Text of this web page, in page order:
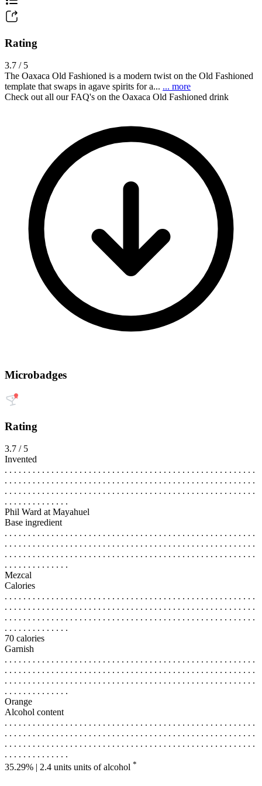
Rating
3.7 / 5
The Oaxaca Old Fashioned is a modern twist on the Old Fashioned
template that swaps in agave spirits for a... ... more
Check out all our FAQ's on the Oaxaca Old Fashioned drink
Microbadges
Rating
3.7 / 5
Invented
. . . . . . . . . . . . . . . . . . . . . . . . . . . . . . . . . . . . . . . . . . . . . . . . . . . . . .
. . . . . . . . . . . . . . . . . . . . . . . . . . . . . . . . . . . . . . . . . . . . . . . . . . . . . .
. . . . . . . . . . . . . . . . . . . . . . . . . . . . . . . . . . . . . . . . . . . . . . . . . . . . . .
. . . . . . . . . . . . . .
Phil Ward at Mayahuel
Base ingredient
. . . . . . . . . . . . . . . . . . . . . . . . . . . . . . . . . . . . . . . . . . . . . . . . . . . . . .
. . . . . . . . . . . . . . . . . . . . . . . . . . . . . . . . . . . . . . . . . . . . . . . . . . . . . .
. . . . . . . . . . . . . . . . . . . . . . . . . . . . . . . . . . . . . . . . . . . . . . . . . . . . . .
. . . . . . . . . . . . . .
Mezcal
Calories
. . . . . . . . . . . . . . . . . . . . . . . . . . . . . . . . . . . . . . . . . . . . . . . . . . . . . .
. . . . . . . . . . . . . . . . . . . . . . . . . . . . . . . . . . . . . . . . . . . . . . . . . . . . . .
. . . . . . . . . . . . . . . . . . . . . . . . . . . . . . . . . . . . . . . . . . . . . . . . . . . . . .
. . . . . . . . . . . . . .
70 calories
Garnish
. . . . . . . . . . . . . . . . . . . . . . . . . . . . . . . . . . . . . . . . . . . . . . . . . . . . . .
. . . . . . . . . . . . . . . . . . . . . . . . . . . . . . . . . . . . . . . . . . . . . . . . . . . . . .
. . . . . . . . . . . . . . . . . . . . . . . . . . . . . . . . . . . . . . . . . . . . . . . . . . . . . .
. . . . . . . . . . . . . .
Orange
Alcohol content
. . . . . . . . . . . . . . . . . . . . . . . . . . . . . . . . . . . . . . . . . . . . . . . . . . . . . .
. . . . . . . . . . . . . . . . . . . . . . . . . . . . . . . . . . . . . . . . . . . . . . . . . . . . . .
. . . . . . . . . . . . . . . . . . . . . . . . . . . . . . . . . . . . . . . . . . . . . . . . . . . . . .
. . . . . . . . . . . . . .
35.29% | 2.4 units units of alcohol *